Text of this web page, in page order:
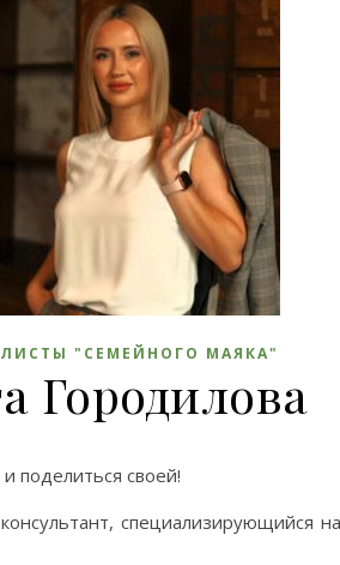
"СЕМЕЙНОГО МАЯКА"
Городилова
поделиться своей!
специализирующийся